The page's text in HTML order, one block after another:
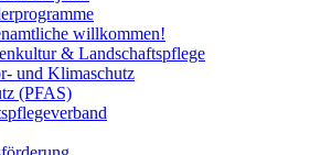
willkommen!
& Landschaftspflege
und Klimaschutz
(PFAS)